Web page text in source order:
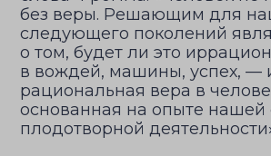
без веры. Решающим для
следующего поколений
о том, будет ли это
в вождей, машины, успех, —
рациональная вера в
основанная на опыте нашей
плодотворной